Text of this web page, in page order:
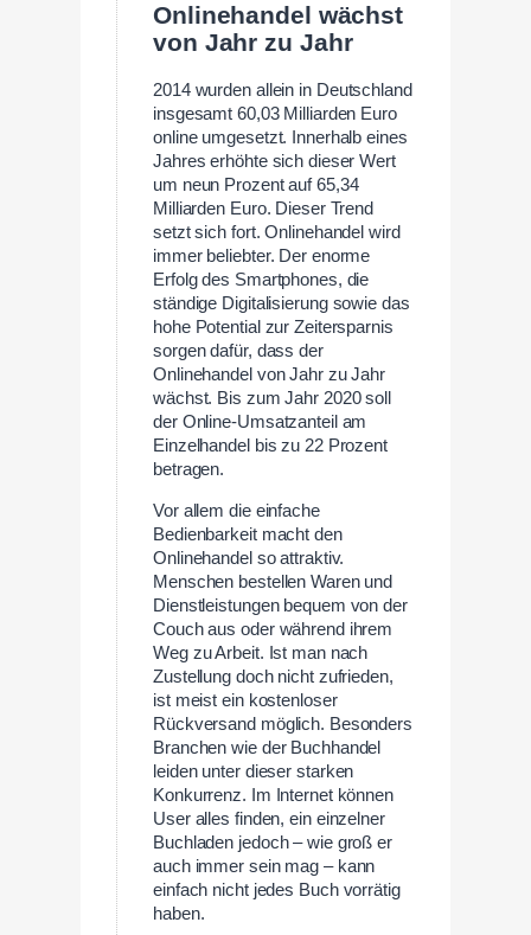
Onlinehandel wächst
von Jahr zu Jahr
2014 wurden allein in Deutschland
insgesamt 60,03 Milliarden Euro
online umgesetzt. Innerhalb eines
Jahres erhöhte sich dieser Wert
um neun Prozent auf 65,34
Milliarden Euro. Dieser Trend
setzt sich fort. Onlinehandel wird
immer beliebter. Der enorme
Erfolg des Smartphones, die
ständige Digitalisierung sowie das
hohe Potential zur Zeitersparnis
sorgen dafür, dass der
Onlinehandel von Jahr zu Jahr
wächst. Bis zum Jahr 2020 soll
der Online-Umsatzanteil am
Einzelhandel bis zu 22 Prozent
betragen.
Vor allem die einfache
Bedienbarkeit macht den
Onlinehandel so attraktiv.
Menschen bestellen Waren und
Dienstleistungen bequem von der
Couch aus oder während ihrem
Weg zu Arbeit. Ist man nach
Zustellung doch nicht zufrieden,
ist meist ein kostenloser
Rückversand möglich. Besonders
Branchen wie der Buchhandel
leiden unter dieser starken
Konkurrenz. Im Internet können
User alles finden, ein einzelner
Buchladen jedoch – wie groß er
auch immer sein mag – kann
einfach nicht jedes Buch vorrätig
haben.